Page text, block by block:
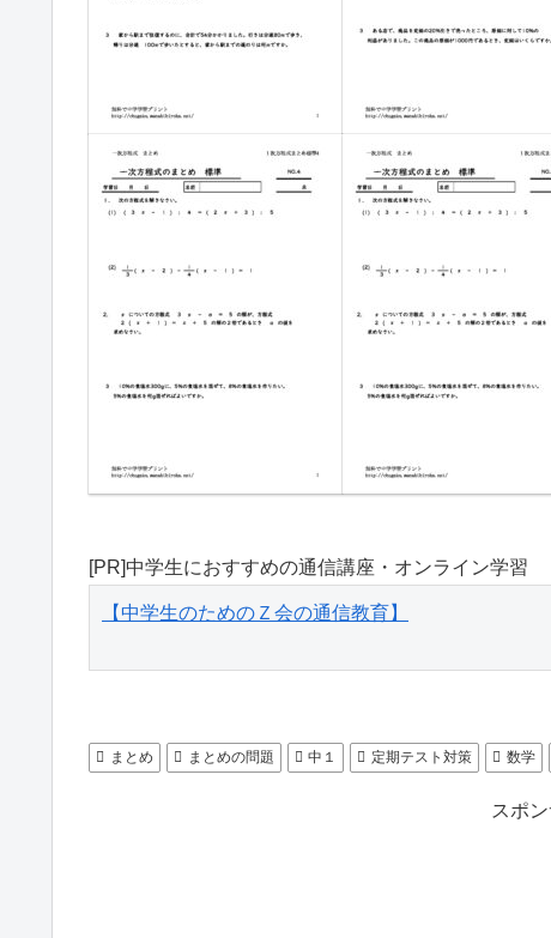
[PR]中学生におすすめの通信講座・オンライン学習
【中学生のためのＺ会の通信教育】
まとめ まとめの問題 中１ 定期テスト対策 数学
スポ